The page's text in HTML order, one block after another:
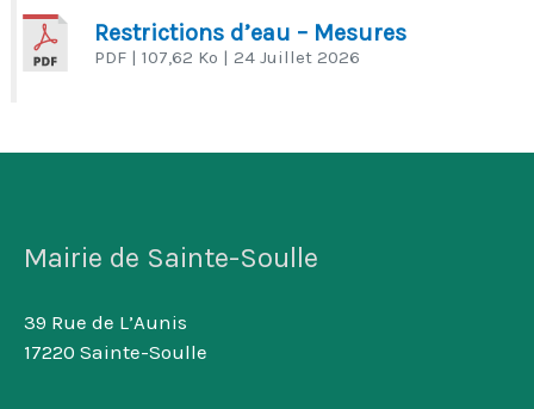
Restrictions d’eau – Mesures
PDF | 107,62 Ko | 24 Juillet 2026
Mairie de Sainte-Soulle
39 Rue de L’Aunis
17220 Sainte-Soulle